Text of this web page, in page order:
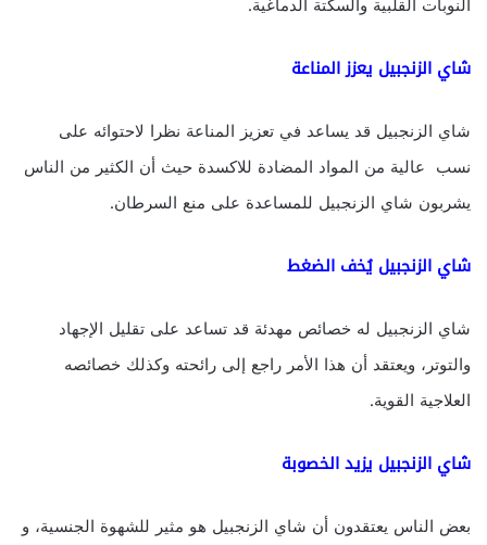
شاي الزنجبيل يعزز المناعة
شاي الزنجبيل قد يساعد في تعزيز المناعة نظرا لاحتوائه على
نسب عالية من المواد المضادة للاكسدة حيث أن الكثير من الناس
يشربون شاي الزنجبيل للمساعدة على منع السرطان.
شاي الزنجبيل يُخف الضغط
شاي الزنجبيل له خصائص مهدئة قد تساعد على تقليل الإجهاد
والتوتر، ويعتقد أن هذا الأمر راجع إلى رائحته وكذلك خصائصه
العلاجية القوية.
شاي الزنجبيل يزيد الخصوبة
بعض الناس يعتقدون أن شاي الزنجبيل هو مثير للشهوة الجنسية، و